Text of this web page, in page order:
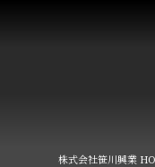
株式会社笹川興業